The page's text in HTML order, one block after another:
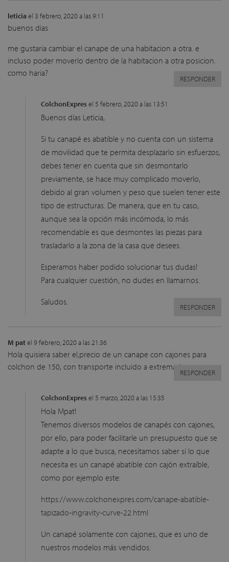
leticiael 3 febrero, 2020 a las 9:11
buenos dias
me gustaria cambiar el canape de una habitacion a otra. e
incluso poder moverlo dentro de la habitacion a otra posicion.
como haria?
RESPONDER
ColchonExpresel 5 febrero, 2020 a las 13:51
Buenos días Leticia,
Si tu canapé es abatible y no cuenta con un sistema
de movilidad que te permita desplazarlo sin esfuerzos,
debes tener en cuenta que sin desmontarlo
previamente, se hace muy complicado moverlo,
debido al gran volumen y peso que suelen tener este
tipo de estructuras. De manera, que en tu caso,
aunque sea la opción más incómoda, lo más
recomendable es que desmontes las piezas para
trasladarlo a la zona de la casa que desees.
Esperamos haber podido solucionar tus dudas!
Para cualquier cuestión, no dudes en llamarnos.
Saludos.
RESPONDER
M patel 9 febrero, 2020 a las 21:36
Hola quisiera saber el,precio de un canape con cajones para
colchon de 150, con transporte incluido a extremadura
RESPONDER
ColchonExpresel 5 marzo, 2020 a las 15:35
Hola Mpat!
Tenemos diversos modelos de canapés con cajones,
por ello, para poder facilitarle un presupuesto que se
adapte a lo que busca, necesitamos saber si lo que
necesita es un canapé abatible con cajón extraíble,
como por ejemplo este:
https://www.colchonexpres.com/canape-abatible-
tapizado-ingravity-curve-22.html
Un canapé solamente con cajones, que es uno de
nuestros modelos más vendidos: